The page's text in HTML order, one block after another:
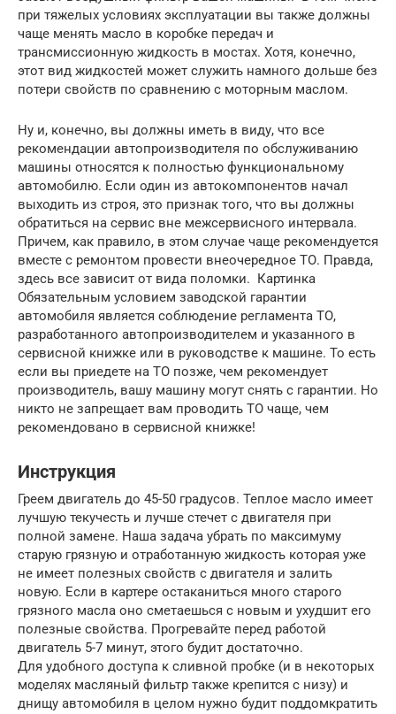
при тяжелых условиях эксплуатации вы также должны
чаще менять масло в коробке передач и
трансмиссионную жидкость в мостах. Хотя, конечно,
этот вид жидкостей может служить намного дольше без
потери свойств по сравнению с моторным маслом.
Ну и, конечно, вы должны иметь в виду, что все
рекомендации автопроизводителя по обслуживанию
машины относятся к полностью функциональному
автомобилю. Если один из автокомпонентов начал
выходить из строя, это признак того, что вы должны
обратиться на сервис вне межсервисного интервала.
Причем, как правило, в этом случае чаще рекомендуется
вместе с ремонтом провести внеочередное ТО. Правда,
здесь все зависит от вида поломки. Картинка
Обязательным условием заводской гарантии
автомобиля является соблюдение регламента ТО,
разработанного автопроизводителем и указанного в
сервисной книжке или в руководстве к машине. То есть
если вы приедете на ТО позже, чем рекомендует
производитель, вашу машину могут снять с гарантии. Но
никто не запрещает вам проводить ТО чаще, чем
рекомендовано в сервисной книжке!
Инструкция
Греем двигатель до 45-50 градусов. Теплое масло имеет
лучшую текучесть и лучше стечет с двигателя при
полной замене. Наша задача убрать по максимуму
старую грязную и отработанную жидкость которая уже
не имеет полезных свойств с двигателя и залить
новую. Если в картере остаканиться много старого
грязного масла оно сметаешься с новым и ухудшит его
полезные свойства. Прогревайте перед работой
двигатель 5-7 минут, этого будит достаточно.
Для удобного доступа к сливной пробке (и в некоторых
моделях масляный фильтр также крепится с низу) и
днищу автомобиля в целом нужно будит поддомкратить